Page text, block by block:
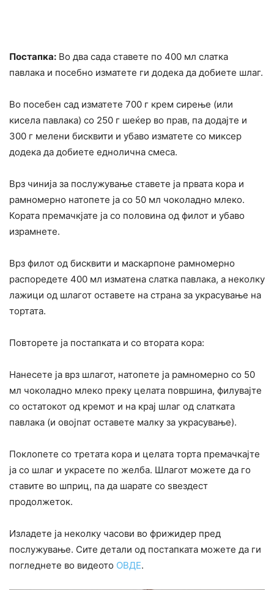
Постапка: Во два сада ставете по 400 мл слатка
павлака и посебно изматете ги додека да добиете шлаг.
Во посебен сад изматете 700 г крем сирење (или
кисела павлака) со 250 г шеќер во прав, па додајте и
300 г мелени бисквити и убаво изматете со миксер
додека да добиете еднолична смеса.
Врз чинија за послужување ставете ја првата кора и
рамномерно натопете ја со 50 мл чоколадно млеко.
Кората премачкјате ја со половина од филот и убаво
израмнете.
Врз филот од бисквити и маскарпоне рамномерно
распоредете 400 мл изматена слатка павлака, а неколку
лажици од шлагот оставете на страна за украсување на
тортата.
Повторете ја постапката и со втората кора:
Нанесете ја врз шлагот, натопете ја рамномерно со 50
мл чоколадно млеко преку целата површина, филувајте
со остатокот од кремот и на крај шлаг од слатката
павлака (и овојпат оставете малку за украсување).
Поклопете со третата кора и целата торта премачкајте
ја со шлаг и украсете по желба. Шлагот можете да го
ставите во шприц, па да шарате со ѕвездест
продолжеток.
Изладете ја неколку часови во фрижидер пред
послужување. Сите детали од постапката можете да ги
погледнете во видеото ОВДЕ.